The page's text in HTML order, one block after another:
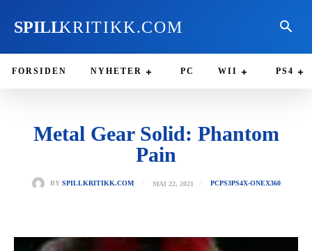
SPILLKRITIKK.COM
FORSIDEN NYHETER PC WII PS4
Metal Gear Solid: Phantom
Pain
BY SPILLKRITIKK.COM MAI 22, 2021 PCPS3PS4X-ONEX360